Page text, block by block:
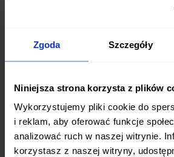
Zgoda Szczegóły
Niniejsza strona korzysta z plików
Wykorzystujemy pliki cookie do
i reklam, aby oferować funkcje
analizować ruch w naszej witrynie.
korzystasz z naszej witryny,
chłodnik z jajkiem na twardo;
Kolacja
ciemny makaron i mięso mielone w